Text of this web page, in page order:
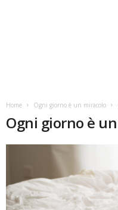
Home Ogni giorno è un miracolo
Ogni giorno è